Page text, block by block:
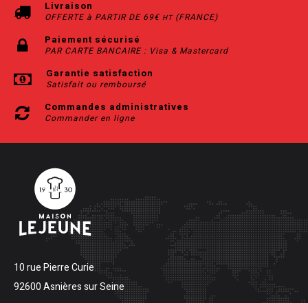
Livraison
OFFERTE à PARTIR DE 69€ HT(FRANCE)
Paiement sécurisé
PAR CARTE BANCAIRE : Visa & Mastercard
Garantie satisfaction
Satisfait ou remboursé
Commandes administratives
Commander en ligne
10 rue Pierre Curie
92600 Asnières sur Seine